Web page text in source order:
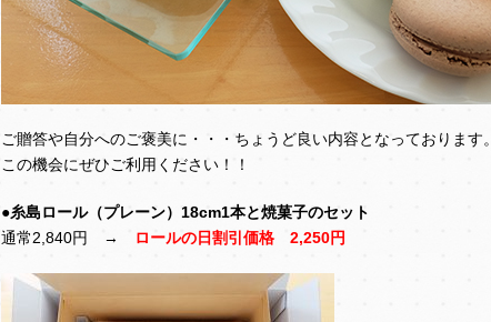
ご贈答や自分へのご褒美に・・・ちょうど良い内容となっております。
この機会にぜひご利用ください！！
●糸島ロール（プレーン）18cm1本と焼菓子のセット
通常2,840円 →
ロールの日割引価格 2,250円